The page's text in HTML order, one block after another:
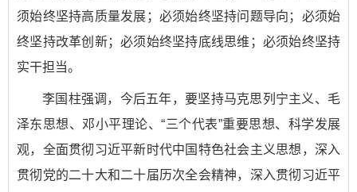
须始终坚持高质量发展；必须始终坚持问题导向；必须始
终坚持改革创新；必须始终坚持底线思维；必须始终坚持
实干担当。
李国柱强调，今后五年，要坚持马克思列宁主义、毛
泽东思想、邓小平理论、“三个代表”重要思想、科学发展
观，全面贯彻习近平新时代中国特色社会主义思想，深入
贯彻党的二十大和二十届历次全会精神，深入贯彻习近平